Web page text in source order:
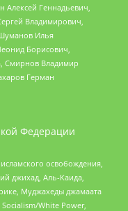
Геннадьевич,
Владимирович,
Илья
Борисович,
Смирнов Владимир
Герман
Федерации
освобождения,
джихад, Аль-Каида,
Муджахеды джамаата
White Power,